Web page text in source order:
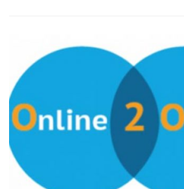
集成、物流跟踪等多种功能于一体的完整
O2O电商源码？ O2O电子商务，即Online